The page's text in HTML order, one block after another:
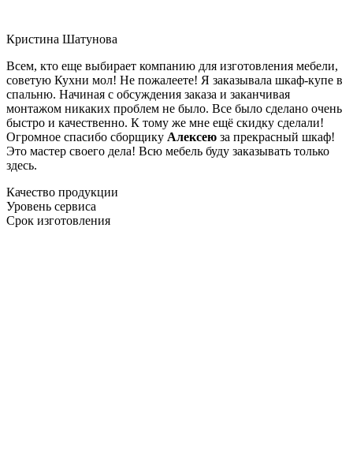
Кристина Шатунова
Всем, кто еще выбирает компанию для изготовления мебели,
советую Кухни мол! Не пожалеете! Я заказывала шкаф-купе в
спальню. Начиная с обсуждения заказа и заканчивая
монтажом никаких проблем не было. Все было сделано очень
быстро и качественно. К тому же мне ещё скидку сделали!
Огромное спасибо сборщику Алексею за прекрасный шкаф!
Это мастер своего дела! Всю мебель буду заказывать только
здесь.
Качество продукции
Уровень сервиса
Срок изготовления